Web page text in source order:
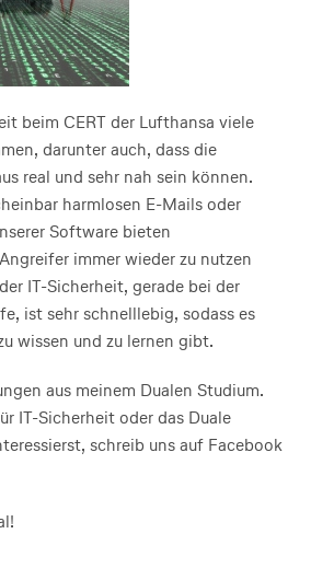
beim CERT der Lufthansa viele
darunter auch, dass die
real und sehr nah sein können.
harmlosen E-Mails oder
Software bieten
immer wieder zu nutzen
IT-Sicherheit, gerade bei der
ist sehr schnelllebig, sodass es
wissen und zu lernen gibt.
aus meinem Dualen Studium.
IT-Sicherheit oder das Duale
schreib uns auf Facebook